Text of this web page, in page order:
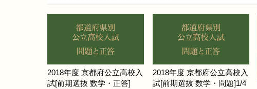
2018年度 京都府公立高校入
試[前期選抜 数学・正答]
2018年度 京都府公立高校入
試[前期選抜 数学・問題]1/4